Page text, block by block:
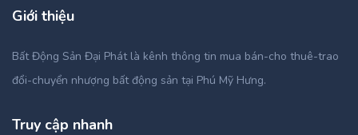
Giới thiệu
Bất Động Sản Đại Phát là kênh thông tin mua bán-cho thuê-trao
đổi-chuyển nhượng bất động sản tại Phú Mỹ Hưng.
Truy cập nhanh